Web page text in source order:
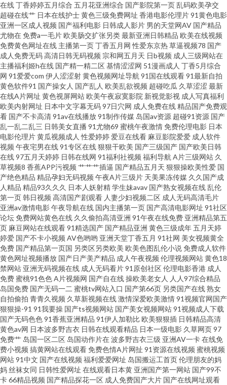
级片 三级网址在线免费观看 91写真福利 国产TS人妖91精品 极品内射国产 蜜
芽久久国产精产视频 五月丁香国产在线网站 91N福利网 91看片婬黄大片软件
东京热家庭伦理片 久久这里精品 三级成人网址 亚洲欧美日韩国产成人 91次
元网官网 91麻豆传媒三区 TS人妖伪娘电影 福利偷拍导航 欧美日韩综合色 五
月天婷婷欧美九区 少妇26p AV加勒日欧 久久精产一区 日韩欧美 先锋资源av
站 国产91视频 午夜剧场福利放送 www91簧片 九一草草 人人摸人人干人人 伊
人婷97 肏屄视频看看 久草视频好吊日综合色 深爱激情网站 影音先锋资源站
AV 91网址大全 日韩成人人妖在线 伊人大香蕉影片 91色晴网站免费观看 超碰
91人人人人人乐 国自12页 美欧黄色网 三级国产精品在线 影音先锋在线观看
麻豆 阿V视频免费在线观看 男女男啪啪啪 香蕉色色在线 91爱爱影视 91在线
视频青青草 国产不卡毛片 欧美日本国产婷婷精品 亚洲情色国产精品 大香蕉
丁香五月 蜜臀av勉费论理 影音先锋qj图区 91免费蜜桃 超踫官网在线 狠狠操
综合网站 男人的天堂青草啪啪啪 国产久久九九 国产91AV 51大神酒店开房探
花 成人激情综合网 欧美久久一欠 亚洲AV福利在线观看 91国内视频在线播放
91做爱视频 九一福利美女 天天看夜夜撸 91爆操黑丝美女 91制片厂大片黄色
在线丁香婷婷五月综合 五月花亚洲综合 国产影院第一页乱码欧美孕交
超碰在线艹 日本在线护士黄色三级免费网址 香港电影伦理片91黄色电影
亚洲一区成人视频 国产福利电影 日韩成人影片 男的天堂网AV 国产精品
尤物在免费a一毛片欧美肠交扩张另类最新亚洲日韩精品 欧美在线视频
免费黄色网址在线 主播第一页丁香五月网 性爱东京热草逼视频78 国产
成人免费无码高清日韩无码视频 宗和网五月天 日b视频 成人三级网站在
主播福利姬h在线 国产精一精二区基情涩涩网 51漫画成人 丁香5月综合
网 91爱爱com 伊人涩涩射黄色视频网址导航 91国在线观看91最新自拍
黄色软件91 国产操女人 国产乱人 欧美乱欲视频 超碰吃瓜 久草涩涩 最新
在线A片网址 黄色视屏网站欧美午夜寂寞影院 新视觉影视 成人写真福利
欧美内射网址 日本中文字幕无码97日穴网 成人免费在线精品国产免费观
看 国产不卡高清91av在线播放91制作传媒 岛国av资源 超碰91资源 国产
乱一乱二乱三 日韩美女直播 91尤物69 蜜桃午夜激情免费伦理电影 日本
电影伦理片黄瓜视频成人 性爱婷婷 爱豆在线看 麻豆影院爱爱 成人软件
视频 午夜宅男在线91专区在线狠狠干欧美 国产三级国产 国产欧美日韩
在线97五月天婷婷 日韩在线网 91福利社视频 福利导航 A片三级网站 久
草视频8 香蕉APP污视频 艹艹艹插逼 国产精品五月天 狠狠操欧美性爱 国
产绝色精品 精品孕妇无码视频 午夜A片三级片 天美果冻传媒 久久国产成
人精品 精品93久久久 日本人妖射精学生妹avav 国产熟女视频在线乱伦
第一页韩日视频 高清国产剧观看 人妻少妇视频二区 成人无码高清毛片
亚洲av激情电影午夜导航在线 国内主播第一页 国产高清电影网址 91社区
论坛免费网站黄色在线 久久偷拍高清亚洲 91午夜在线免费 亚洲精品第五
页 麻豆网站在线观看91精选国产 国产精品亚洲 黄色三级成年 五月天婷
婷爱 国产不卡小视频 AV色哟哟 亚洲天堂丁香五月 91社网 美女视频黄全
免费 国产精品第一页国 另类区另类欧美 欧美色图乱伦小说免费成人软件
黄色网址视频播放 国产日产美产精品 成人午夜视频 伦理视频网站黄色18
禁网站 亚洲无码视频在线 成人无码看片91原创社区伦理电影香港 成人
免费蜜桃91色色A片视频网 国产自在线操欧美老女人 人人97综合精品
岛国免费 国产无码一二 蜜桃tv网站入口 国产第66页 另类国产在线熟女
自拍偷拍 青青久视频 久草新视频在线激情深爱欧美激情91视频官网国产
狠狠操-91 91我要操 国产ts视频网站 国产美女视频网站91视频成人下载
国产无码色色91香蕉亚洲精品 91伊人加勒比 欧美狠狠插 日韩精品高清
黄色av网 日本波多野吉衣 日韩在线观看精品 日本一级电影 久草网页97
免费艹 岛国一区二区 岛国动作片在波多野吉衣三级 亚洲AV一卡在线免
费小视频 搞黄网站在线观看免费色情A片网扯 91资源在线视频 蜜桃视频
网站91中文 国产在线视频 福利爱爱网址 岛国搬运工首页伦理朋友的妈
妈 丝袜女同 日韩性爱网址 在线观看日本黄 亚洲国产第一网站 国产99不
卡66精品视频 国产精品探花一区 成人免费国产大片 国产在线网址观看